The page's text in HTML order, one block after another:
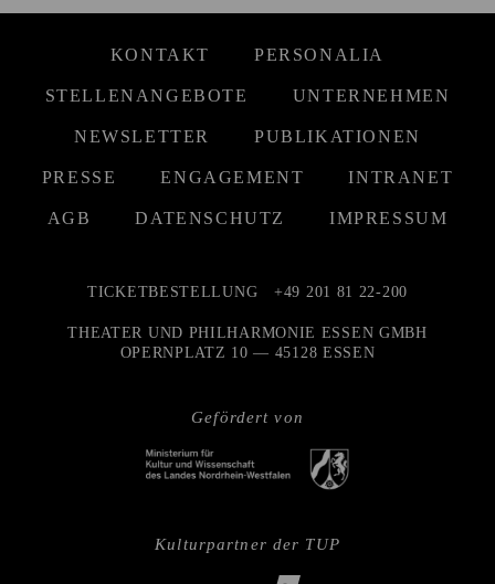
KONTAKT PERSONALIA
STELLENANGEBOTE UNTERNEHMEN
NEWSLETTER PUBLIKATIONEN
PRESSE ENGAGEMENT INTRANET
AGB DATENSCHUTZ IMPRESSUM
Gefördert von
TICKETBESTELLUNG +49 201 81 22-200
THEATER UND PHILHARMONIE ESSEN GMBH
OPERNPLATZ 10 — 45128 ESSEN
Kulturpartner der TUP